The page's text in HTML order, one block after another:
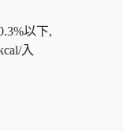
以下,
入